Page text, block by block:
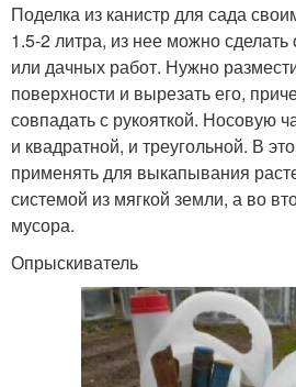
Поделка из канистр для сада
1.5-2 литра, из нее можно
или дачных работ. Нужно
поверхности и вырезать его,
совпадать с рукояткой. Носовую
и квадратной, и треугольной. В
применять для выкапывания
системой из мягкой земли, а во
мусора.
Опрыскиватель